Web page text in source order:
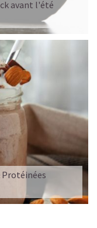
avant l'été